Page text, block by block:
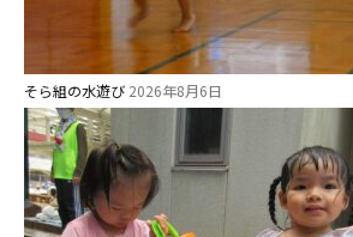
そら組の水遊び 2026年8月6日